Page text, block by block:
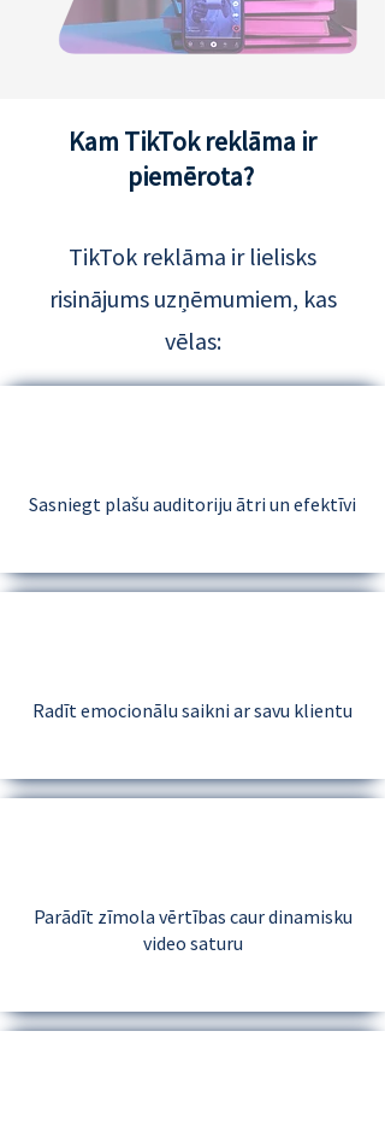
Kam TikTok reklāma ir
piemērota?
TikTok reklāma ir lielisks
risinājums uzņēmumiem, kas
vēlas:
Sasniegt plašu auditoriju ātri un efektīvi
Radīt emocionālu saikni ar savu klientu
Parādīt zīmola vērtības caur dinamisku
video saturu